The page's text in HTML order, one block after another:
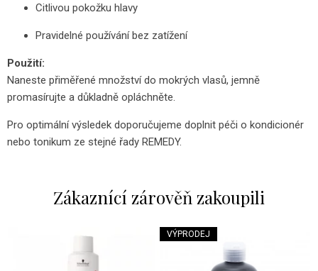
Citlivou pokožku hlavy
Pravidelné používání bez zatížení
Použití:
Naneste přiměřené množství do mokrých vlasů, jemně
promasírujte a důkladně opláchněte.
Pro optimální výsledek doporučujeme doplnit péči o kondicionér
nebo tonikum ze stejné řady REMEDY.
Zákaznící zárověň zakoupili
VÝPRODEJ